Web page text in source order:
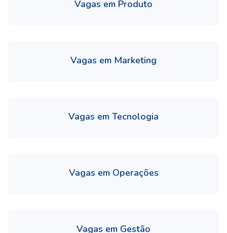
Vagas em Produto
Vagas em Marketing
Vagas em Tecnologia
Vagas em Operações
Vagas em Gestão